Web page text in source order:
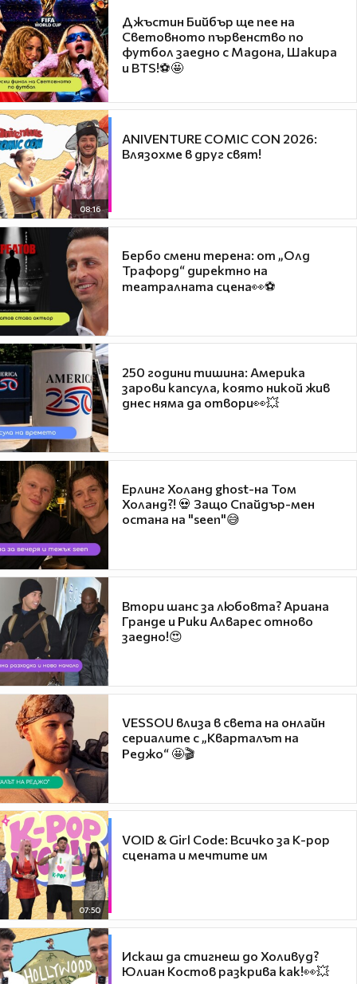
Джъстин Бийбър ще пее на
Световното първенство по
футбол заедно с Мадона, Шакира
и BTS!⚽🤩
08:16
ANIVENTURE COMIC CON 2026:
Влязохме в друг свят!
Бербо смени терена: от „Олд
Трафорд“ директно на
театралната сцена👀⚽
250 години тишина: Америка
зарови капсула, която никой жив
днес няма да отвори👀💥
Ерлинг Холанд ghost-на Том
Холанд?! 💀 Защо Спайдър-мен
остана на "seen"😅
Втори шанс за любовта? Ариана
Гранде и Рики Алварес отново
заедно!😍
VESSOU влиза в света на онлайн
сериалите с „Кварталът на
Реджо“ 🤩🎬
07:50
VOID & Girl Code: Всичко за K-pop
сцената и мечтите им
Искаш да стигнеш до Холивуд?
Юлиан Костов разкрива как!👀💥